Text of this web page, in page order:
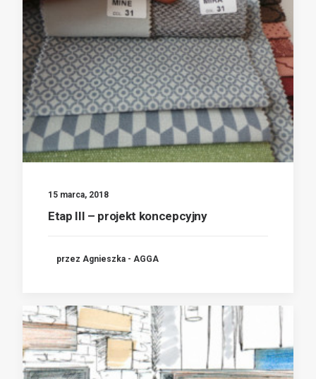
15 marca, 2018
Etap III – projekt koncepcyjny
przez Agnieszka - AGGA